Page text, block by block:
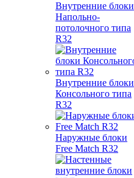
Внутренние блоки
Напольно-
потолочного типа
R32
Внутренние блоки
Консольного типа
R32
Наружные блоки
Free Match R32